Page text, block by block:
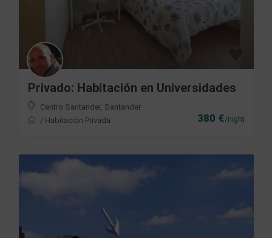
380 €/night
Privado: Habitación en Universidades
Centro Santander, Santander
/ Habitación Privada